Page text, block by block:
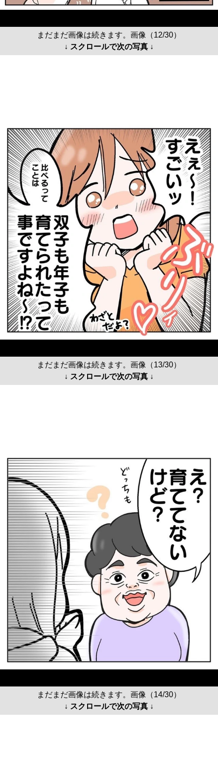
まだまだ画像は続きます。画像（12/30）
↓ スクロールで次の写真 ↓
まだまだ画像は続きます。画像（13/30）
↓ スクロールで次の写真 ↓
まだまだ画像は続きます。画像（14/30）
↓ スクロールで次の写真 ↓